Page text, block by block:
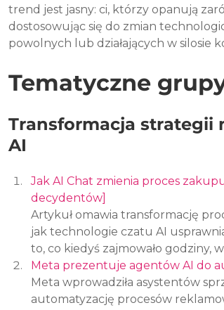
trend jest jasny: ci, którzy opanują
dostosowując się do zmian
powolnych lub działających w silosie
Tematyczne
Transformacja strategii
AI
Jak AI Chat zmienia proces
decydentów]
Artykuł omawia transformację
jak technologie czatu AI
to, co kiedyś zajmowało godziny,
Meta prezentuje agentów AI do
Meta wprowadziła asystentów
automatyzację procesów